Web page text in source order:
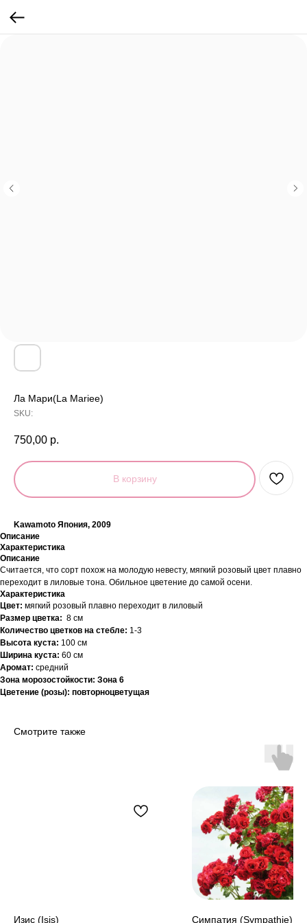
Ла Мари(La Mariee)
SKU:
750,00 р.
В корзину
Kawamoto Япония, 2009
Описание
Характеристика
Описание
Считается, что сорт похож на молодую невесту, мягкий розовый цвет плавно
переходит в лиловые тона. Обильное цветение до самой осени.
Характеристика
Цвет: мягкий розовый плавно переходит в лиловый
Размер цветка: 8 см
Количество цветков на стебле: 1-3
Высота куста: 100 см
Ширина куста: 60 см
Аромат: средний
Зона морозостойкости: Зона 6
Цветение (розы): повторноцветущая
Смотрите также
Изис (Isis) Симпатия (Sympathie)